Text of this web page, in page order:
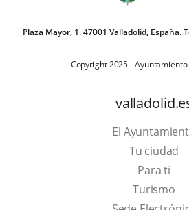
Plaza Mayor, 1. 47001 Valladolid, España.
Copyright 2025 -
El
Tu ciudad
Para ti
TurismoThis